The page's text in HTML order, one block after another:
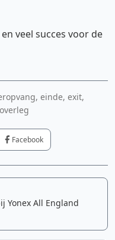
veel succes voor de
einde, exit,
Facebook
Yonex All England